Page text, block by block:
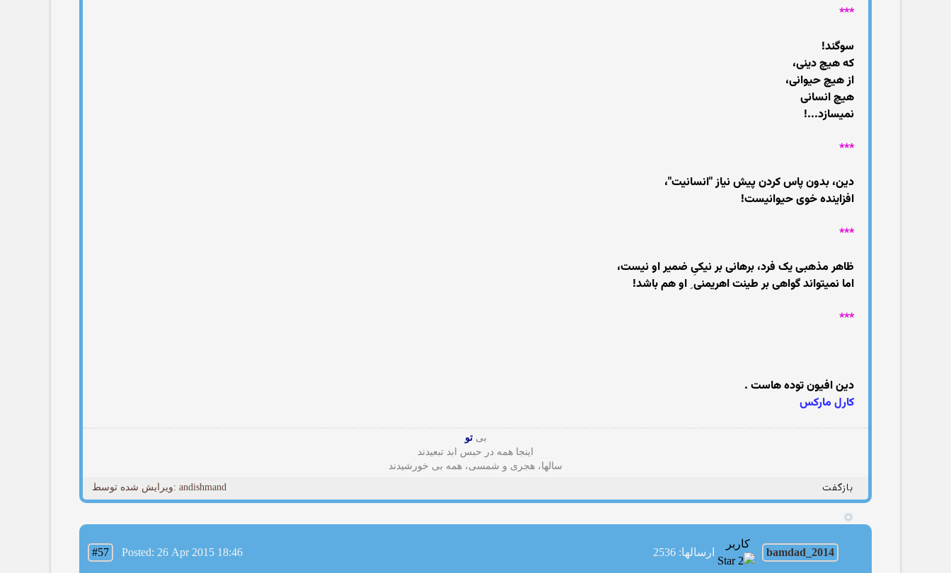
***
سوگند!
که هیچ دینی،
از هیچ حیوانی،
هیچ انسانی
نمیسازد...!
***
دین، بدون پاس کردن پیش نیاز "انسانیت"،
افزاینده خوی حیوانیست!
***
ظاهر مذهبی یک فرد، برهانی بر نیکیِ ضمیر او نیست،
اما نمیتواند گواهی بر طینت اهریمنی ِ او هم باشد!
***
دین افیون توده هاست .
کارل مارکس
بی تو
اینجا همه در حبس ابد تبعیدند
سالها، هجری و شمسی، همه بی خورشیدند
بازگفت ویرایش شده توسط: andishmand
bamdad_2014
کاربر
ارسالها: 2536 #57 Posted: 26 Apr 2015 18:46